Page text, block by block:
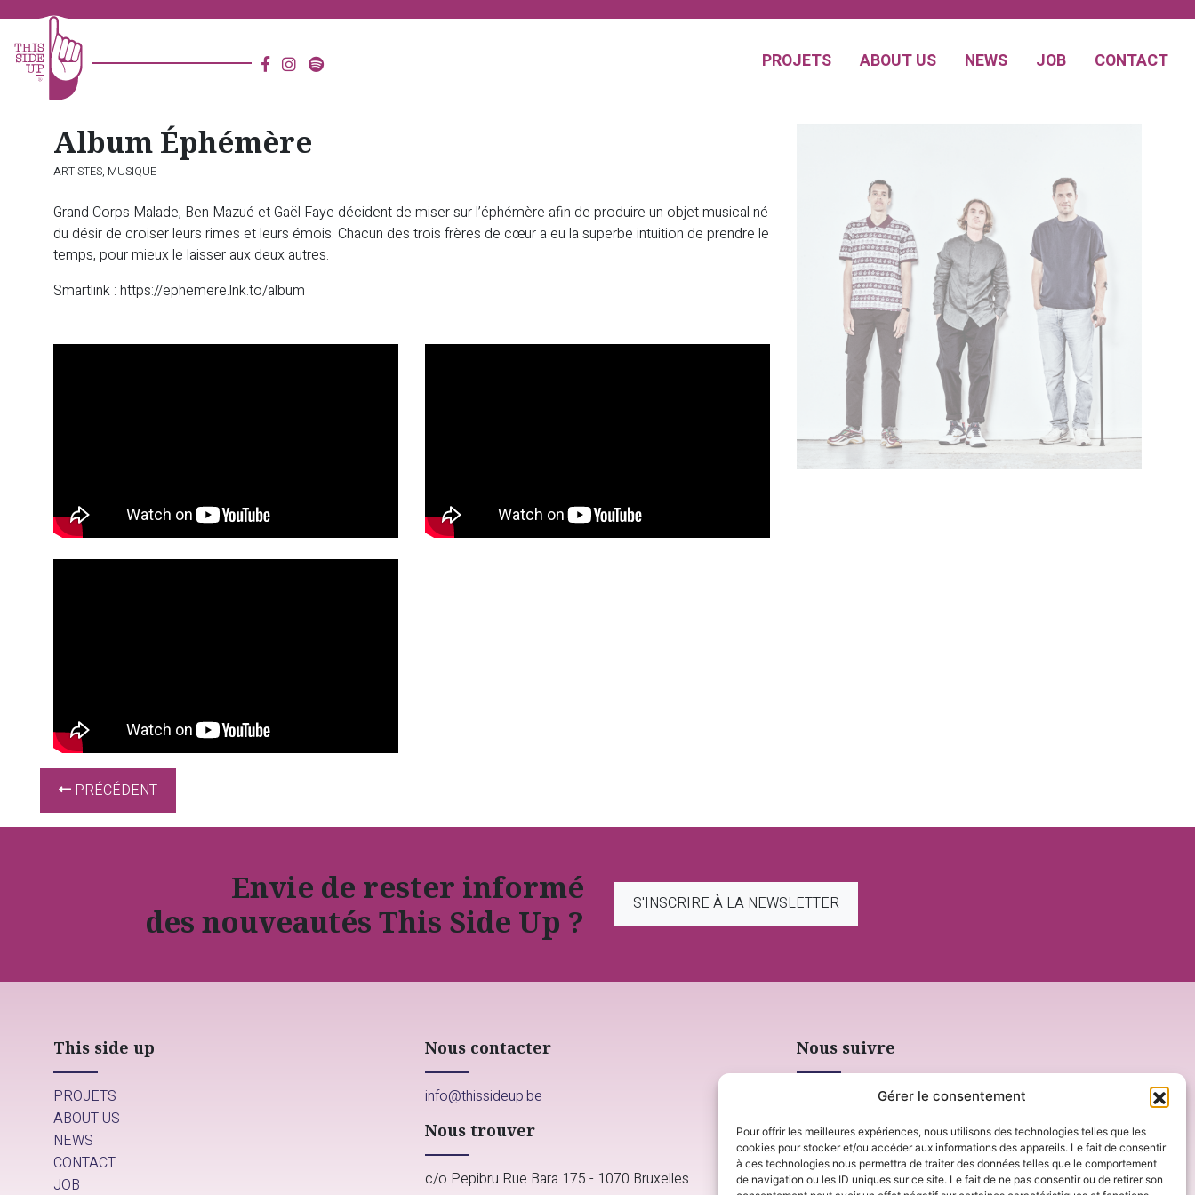
Gérer le consentement
Pour offrir les meilleures expériences, nous utilisons des technologies telles que les
cookies pour stocker et/ou accéder aux informations des appareils. Le fait de consentir
à ces technologies nous permettra de traiter des données telles que le comportement
de navigation ou les ID uniques sur ce site. Le fait de ne pas consentir ou de retirer son
PROJETS ABOUT US NEWS JOB CONTACT
Album Éphémère
ARTISTES, MUSIQUE
Grand Corps Malade, Ben Mazué et Gaël Faye décident de miser sur l’éphémère afin de produire un objet musical né
du désir de croiser leurs rimes et leurs émois. Chacun des trois frères de cœur a eu la superbe intuition de prendre le
temps, pour mieux le laisser aux deux autres.
Smartlink : https://ephemere.lnk.to/album
PRÉCÉDENT
Envie de rester informé
des nouveautés This Side Up ?
S'INSCRIRE À LA NEWSLETTER
This side up
PROJETS
ABOUT US
NEWS
CONTACT
JOB
Nous contacter
info@thissideup.be
Nous trouver
c/o Pepibru Rue Bara 175 - 1070 Bruxelles
Nous suivre